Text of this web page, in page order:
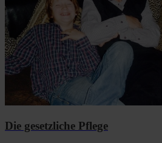
Die gesetzliche Pflege